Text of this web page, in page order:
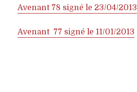
Avenant 78 signé le 23/04/2013
Avenant 77 signé le 11/01/2013